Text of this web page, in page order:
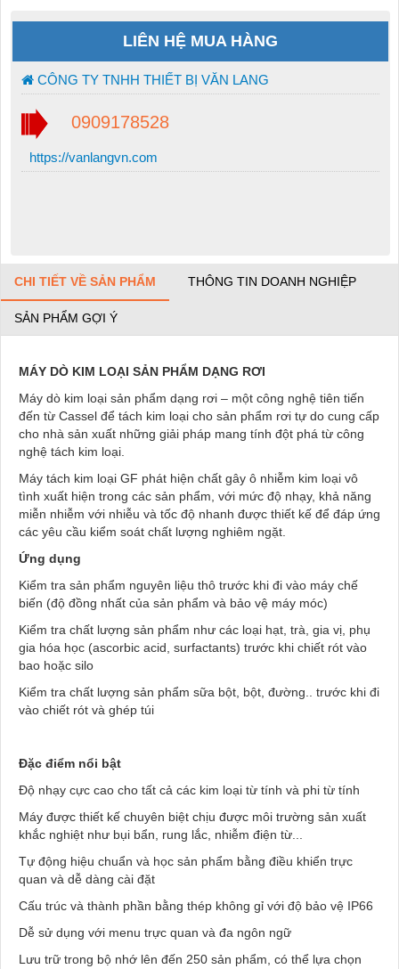
LIÊN HỆ MUA HÀNG
CÔNG TY TNHH THIẾT BỊ VĂN LANG
0909178528
https://vanlangvn.com
CHI TIẾT VỀ SẢN PHẨM THÔNG TIN DOANH NGHIỆP
SẢN PHẨM GỢI Ý
MÁY DÒ KIM LOẠI SẢN PHẨM DẠNG RƠI
Máy dò kim loại sản phẩm dạng rơi – một công nghệ tiên tiến
đến từ Cassel để tách kim loại cho sản phẩm rơi tự do cung cấp
cho nhà sản xuất những giải pháp mang tính đột phá từ công
nghệ tách kim loại.
Máy tách kim loại GF phát hiện chất gây ô nhiễm kim loại vô
tình xuất hiện trong các sản phẩm, với mức độ nhạy, khả năng
miễn nhiễm với nhiễu và tốc độ nhanh được thiết kế để đáp ứng
các yêu cầu kiểm soát chất lượng nghiêm ngặt.
Ứng dụng
Kiểm tra sản phẩm nguyên liệu thô trước khi đi vào máy chế
biến (độ đồng nhất của sản phẩm và bảo vệ máy móc)
Kiểm tra chất lượng sản phẩm như các loại hạt, trà, gia vị, phụ
gia hóa học (ascorbic acid, surfactants) trước khi chiết rót vào
bao hoặc silo
Kiểm tra chất lượng sản phẩm sữa bột, bột, đường.. trước khi đi
vào chiết rót và ghép túi
Đặc điểm nổi bật
Độ nhạy cực cao cho tất cả các kim loại từ tính và phi từ tính
Máy được thiết kế chuyên biệt chịu được môi trường sản xuất
khắc nghiệt như bụi bẩn, rung lắc, nhiễm điện từ...
Tự động hiệu chuẩn và học sản phẩm bằng điều khiển trực
quan và dễ dàng cài đặt
Cấu trúc và thành phần bằng thép không gỉ với độ bảo vệ IP66
Dễ sử dụng với menu trực quan và đa ngôn ngữ
Lưu trữ trong bộ nhớ lên đến 250 sản phẩm, có thể lựa chọn